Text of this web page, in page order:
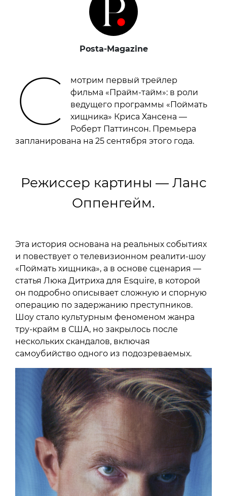
Posta-Magazine
С
мотрим первый трейлер
фильма «Прайм-тайм»: в роли
ведущего программы «Поймать
хищника» Криса Хансена —
Роберт Паттинсон. Премьера
запланирована на 25 сентября этого года.
Режиссер картины — Ланс
Оппенгейм.
Эта история основана на реальных событиях
и повествует о телевизионном реалити-шоу
«Поймать хищника», а в основе сценария —
статья Люка Дитриха для Esquire, в которой
он подробно описывает сложную и спорную
операцию по задержанию преступников.
Шоу стало культурным феноменом жанра
тру-крайм в США, но закрылось после
нескольких скандалов, включая
самоубийство одного из подозреваемых.